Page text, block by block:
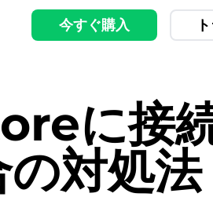
今すぐ購入
に接
対処法